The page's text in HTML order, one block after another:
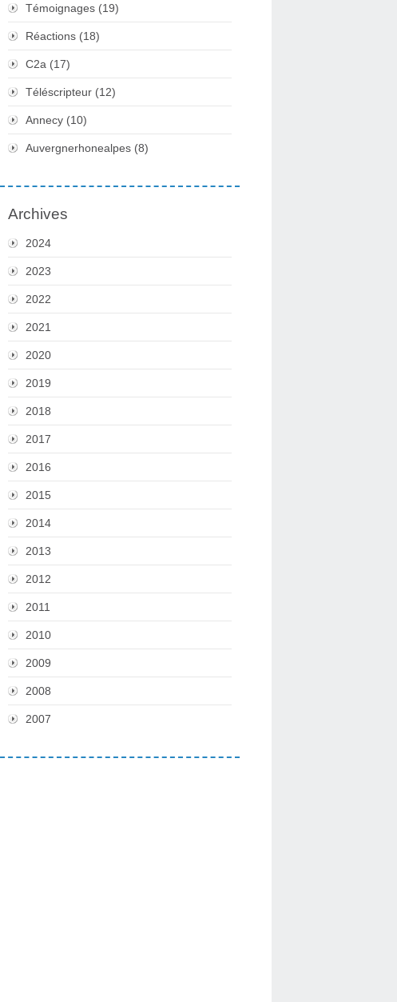
Témoignages (19)
Réactions (18)
C2a (17)
Téléscripteur (12)
Annecy (10)
Auvergnerhonealpes (8)
Archives
2024
2023
2022
2021
2020
2019
2018
2017
2016
2015
2014
2013
2012
2011
2010
2009
2008
2007